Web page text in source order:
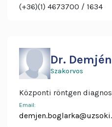
(+36)(1) 4673700 1634
Dr.
Szakorvos
Központi röntgen
Email: